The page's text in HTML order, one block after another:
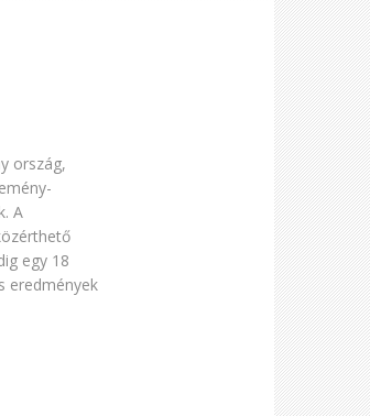
ország,
A
egy 18
eredmények